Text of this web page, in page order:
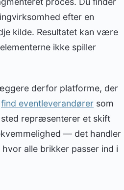
efter en
kilde. Resultatet kan være
ikke spiller
derfor platforme, der
find eventleverandører som
sted repræsenterer et skift
— det handler
alle brikker passer ind i